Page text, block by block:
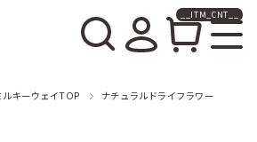
__ITM_CNT__
ルキーウェイTOP
ナチュラルドライフラワー